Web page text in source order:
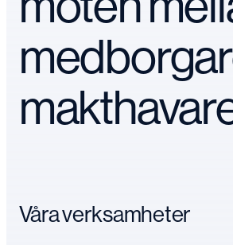
Våra verksamheter